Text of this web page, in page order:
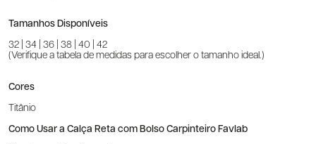
Tamanhos Disponíveis
32 | 34 | 36 | 38 | 40 | 42
(Verifique a tabela de medidas para escolher o tamanho ideal.)
Cores
Titânio
Como Usar a Calça Reta com Bolso Carpinteiro Favlab